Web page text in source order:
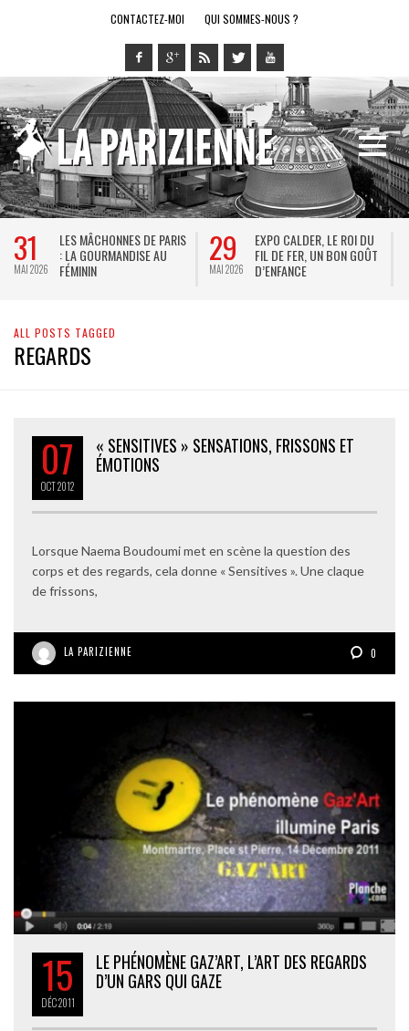
CONTACTEZ-MOI QUI SOMMES-NOUS ?
31
MAI 2026
LES MÂCHONNES DE PARIS
: LA GOURMANDISE AU
FÉMININ
29
MAI 2026
EXPO CALDER, LE ROI DU
FIL DE FER, UN BON GOÛT
D’ENFANCE
ALL POSTS TAGGED
REGARDS
07
OCT2012
« SENSITIVES » SENSATIONS, FRISSONS ET
ÉMOTIONS
Lorsque Naema Boudoumi met en scène la question des
corps et des regards, cela donne « Sensitives ». Une claque
de frissons,
LA PARIZIENNE 0
15
DÉC2011
LE PHÉNOMÈNE GAZ’ART, L’ART DES REGARDS
D’UN GARS QUI GAZE